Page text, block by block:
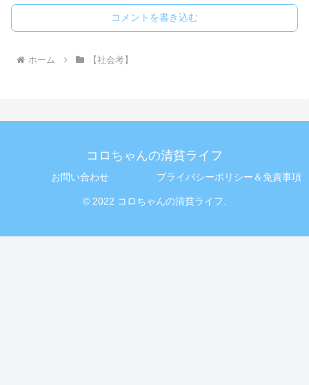
コメントを書き込む
ホーム 【社会考】
コロちゃんの清貧ライフ
お問い合わせ プライバシーポリシー＆免責事項
© 2022 コロちゃんの清貧ライフ.